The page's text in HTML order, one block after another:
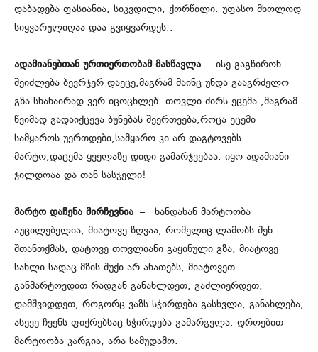
დაბადება ფასიანია, სიკვდილი, ქორწილი. უფასო მხოლოდ
სიყვარულიღაა დაა გვიყვარდეს..
ადამიანებთან ურთიერთობამ მასწავლა – ისე გაგწირონ
შეიძლება ბევრჯერ დაეცე,მაგრამ მაინც უნდა გააგრძელო
გზა.სხანაირად ვერ იცოცხლებ. თოვლი ძირს ეცემა ,მაგრამ
წვიმად გადაიქცევა ბუნებას შეერთვება,როცა ეცემი
სამყაროს უერთდები,სამყარო კი არ დაგტოვებს
მარტო,დაცემა ყველაზე დიდი გამარჯვებაა. იყო ადამიანი
ჯილდოაა და თან სასჯელი!
მარტო დაჩენა მირჩევნია – ხანდახან მარტოობა
აუცილებელია, მიატოვე ზღვაა, რომელიც ლამობს შენ
შთანთქმას, დატოვე თოვლიანი გაყინული გზა, მიატოვე
სახლი სადაც მზის შუქი არ ანათებს, მიატოვეთ
განმარტოვდით რადგან განახლდეთ, გაძლიერდეთ,
დამშვიდდეთ, როგორც ვაზს სჭირდება გასხვლა, განახლება,
ასევე ჩვენს ფიქრებსაც სჭირდება გამარგვლა. დროებით
მარტოობა კარგია, არა სამუდამო.